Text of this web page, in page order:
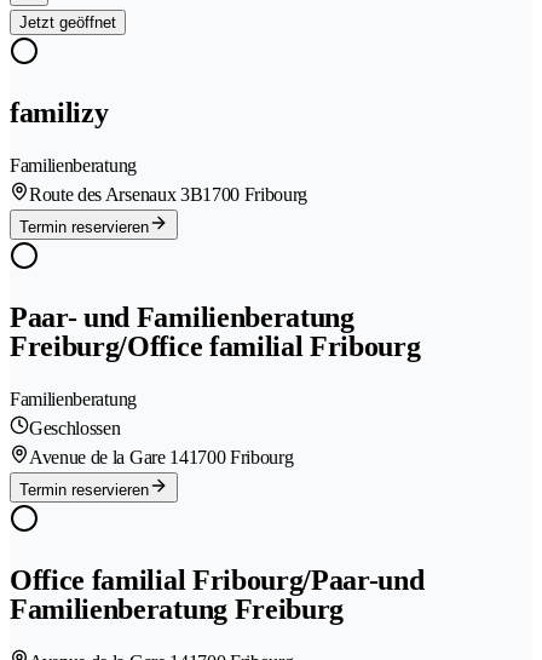
Jetzt geöffnet
familizy
Familienberatung
Route des Arsenaux 3B1700 Fribourg
Termin reservieren
Paar- und Familienberatung
Freiburg/Office familial Fribourg
Familienberatung
Geschlossen
Avenue de la Gare 141700 Fribourg
Termin reservieren
Office familial Fribourg/Paar-und
Familienberatung Freiburg